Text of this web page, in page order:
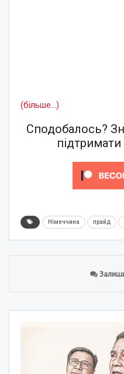
(більше…)
Сподобалось?
Німеччина прайд